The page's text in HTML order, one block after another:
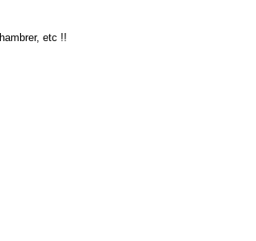
etc !!